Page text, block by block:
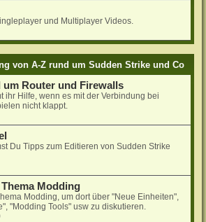
und Multiplayer Videos.
von A-Z rund um Sudden Strike und Co
um Router und Firewalls
ihr Hilfe, wenn es mit der Verbindung bei
nicht klappt.
Du Tipps zum Editieren von Sudden Strike
Modding
Modding, um dort über "Neue Einheiten",
"Modding Tools" usw zu diskutieren.